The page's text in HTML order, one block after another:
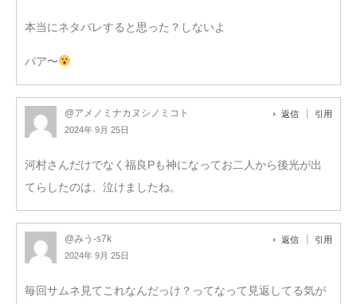
本当にネタバレすると思った？しないよ
パア〜
@アメノミナカヌシノミコト
2024年 9月 25日
返信 引用
河村さんだけでなく福良Pも神になってお二人から後光が出
てらしたのは、泣けましたね。
@みう-s7k
2024年 9月 25日
返信 引用
毎回サムネ見てこれなんだっけ？ってなって見返してる気が